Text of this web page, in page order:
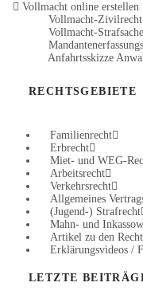
Vollmacht online erstellen
Vollmacht-Zivilrecht
Vollmacht-
Anfahrtsskizze
RECHTSGEBIETE
Familienrecht
Erbrecht
Miet- und WEG-
Arbeitsrecht
Verkehrsrecht
Allgemeines
(Jugend-) Strafrecht
Mahn- und
Artikel zu den
Erklärungsvideos /
LETZTE